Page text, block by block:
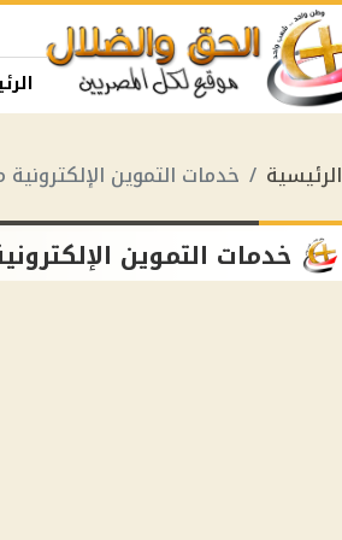
الرئيسية خدمات التموين الإلكترونية مصر
خدمات التموين الإلكترونية